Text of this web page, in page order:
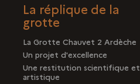
La réplique de la
grotte
La Grotte Chauvet 2 Ardèche
Un projet d'excellence
Une restitution scientifique et
artistique